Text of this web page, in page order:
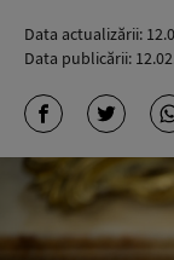
Data actualizării:
Data publicării: